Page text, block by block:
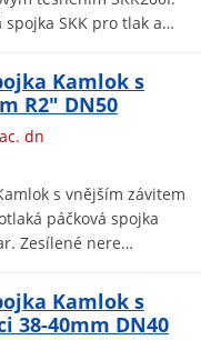
spojka SKK pro tlak a…
Kamlok s
R2" DN50
dn
s vnějším závitem
páčková spojka
Zesílené nere…
Kamlok s
38-40mm DN40